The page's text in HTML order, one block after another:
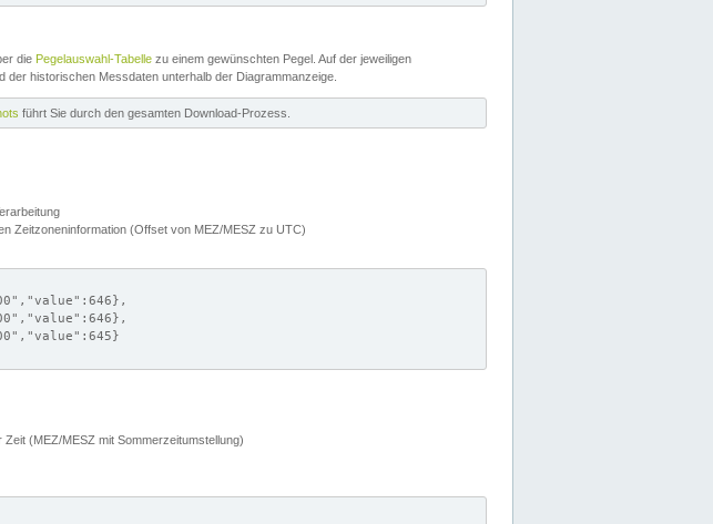
die Pegelauswahl-Tabelle zu einem gewünschten Pegel. Auf der jeweiligen
der historischen Messdaten unterhalb der Diagrammanzeige.
führt Sie durch den gesamten Download-Prozess.
Zeitzoneninformation (Offset von MEZ/MESZ zu UTC)
(MEZ/MESZ mit Sommerzeitumstellung)